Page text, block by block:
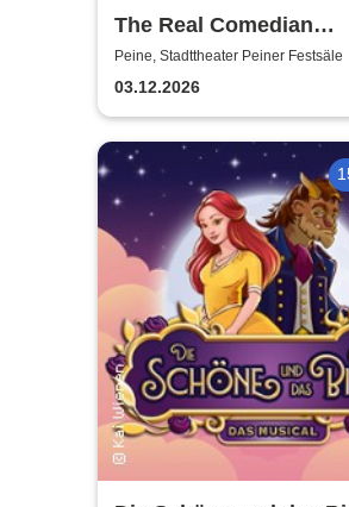
The Real Comedian
Harmonists - Die
Weihnachtsshow - Hell
Nacht
Peine, Stadttheater Peiner Festsäle
03.12.2026